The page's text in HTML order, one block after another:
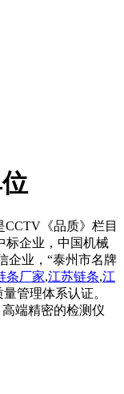
《品质》栏目
标企业，中国机械
企业，“泰州市名牌
条厂家,江苏链条,江
管理体系认证。
端精密的检测仪